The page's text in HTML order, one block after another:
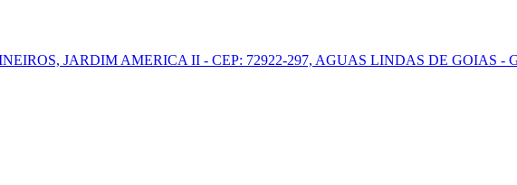
JARDIM AMERICA II - CEP: 72922-297, AGUAS LINDAS DE GOIAS -